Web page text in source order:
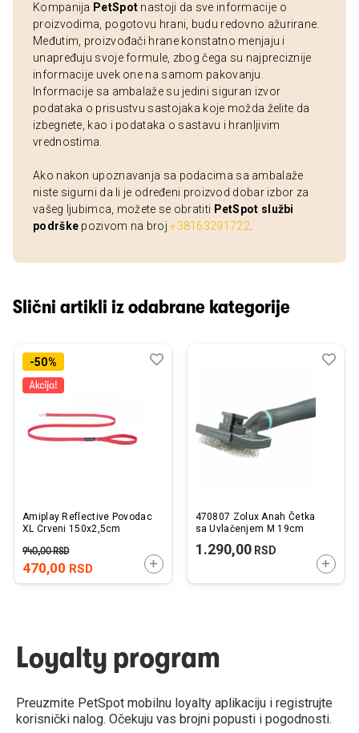
Kompanija PetSpot nastoji da sve informacije o
proizvodima, pogotovu hrani, budu redovno ažurirane.
Međutim, proizvođači hrane konstatno menjaju i
unapređuju svoje formule, zbog čega su najpreciznije
informacije uvek one na samom pakovanju.
Informacije sa ambalaže su jedini siguran izvor
podataka o prisustvu sastojaka koje možda želite da
izbegnete, kao i podataka o sastavu i hranljivim
vrednostima.
Ako nakon upoznavanja sa podacima sa ambalaže
niste sigurni da li je određeni proizvod dobar izbor za
vašeg ljubimca, možete se obratiti PetSpot službi
podrške pozivom na broj+38163291722
Slični artikli iz odabrane kategorije
-50%
Amiplay Reflective Povodac
XL Crveni 150x2,5cm
470,00 RSD
940,00RSD
DODAJTE U KORPU
Dodaj
Uporedi
470807 Zolux Anah Četka
sa Uvlačenjem M 19cm
1.290,00RSD
Loyalty program
Preuzmite PetSpot mobilnu loyalty aplikaciju i registrujte
korisnički nalog. Očekuju vas brojni popusti i pogodnosti.